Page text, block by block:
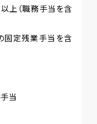
（職務手当を含
定残業手当を含
当